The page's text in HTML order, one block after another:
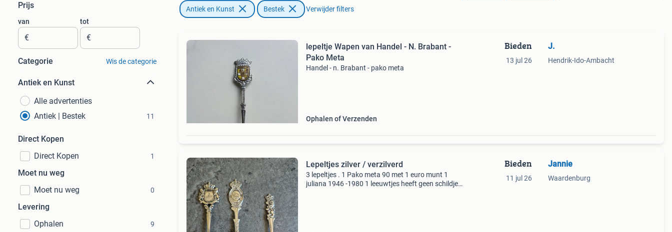
Prijs
van
€
tot
€
Categorie Wis de categorie
Antiek en Kunst
Alle advertenties
Antiek | Bestek
11
Direct Kopen
Direct Kopen
1
Moet nu weg
Moet nu weg
0
Levering
Ophalen
9
Antiek en Kunst Bestek Verwijder filters
lepeltje Wapen van Handel - N. Brabant -
Pako Meta
Handel - n. Brabant - pako meta
Ophalen of Verzenden
Bieden
13 jul 26
J.
Hendrik-Ido-Ambacht
Lepeltjes zilver / verzilverd
3 lepeltjes . 1 Pako meta 90 met 1 euro munt 1
juliana 1946 -1980 1 leeuwtjes heeft geen schildje
Bieden
11 jul 26
Jannie
Waardenburg